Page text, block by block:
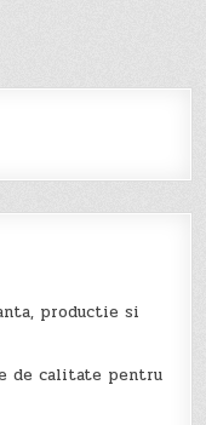
productie si
de calitate pentru